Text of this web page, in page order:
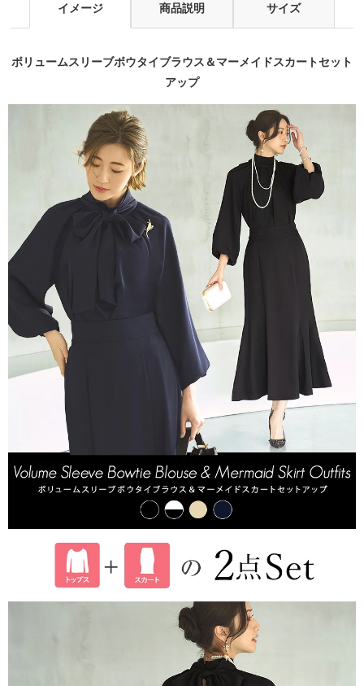
イメージ 商品説明 サイズ
ボリュームスリーブボウタイブラウス＆マーメイドスカートセット
アップ